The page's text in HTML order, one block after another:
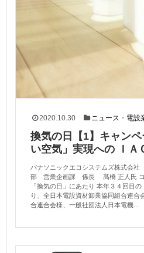
2020.10.30 ニュース ・ 電設
換気の日【1】キャン
い空気」実現への ＩＡ
パナソニックエコシステムズ株式会社
部 営業企画課 係長 髙橋 正人氏 コ
「換気の日」にあたり 本年３４回目
り、全日本電設資材卸業協同組合連合
合連合会様、一般社団法人日本電機...